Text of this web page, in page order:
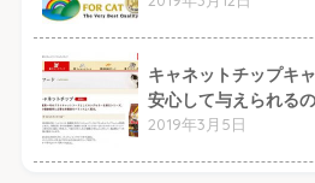
キャネットチップキ
安心して与えられる
2019年3月5日